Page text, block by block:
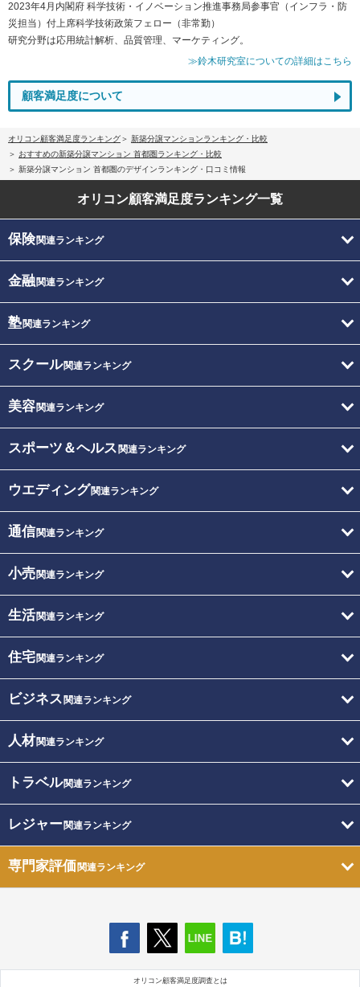
2023年4月内閣府 科学技術・イノベーション推進事務局参事官（インフラ・防
災担当）付上席科学技術政策フェロー（非常勤）
研究分野は応用統計解析、品質管理、マーケティング。
≫鈴木研究室についての詳細はこちら
顧客満足度について
オリコン顧客満足度ランキング
新築分譲マンションランキング・比較
おすすめの新築分譲マンション 首都圏ランキング・比較
新築分譲マンション 首都圏のデザインランキング・口コミ情報
オリコン顧客満足度ランキング一覧
保険関連ランキング
金融関連ランキング
塾関連ランキング
スクール関連ランキング
美容関連ランキング
スポーツ＆ヘルス 関連ランキング
ウエディング関連ランキング
通信関連ランキング
小売関連ランキング
生活関連ランキング
住宅関連ランキング
ビジネス 関連ランキング
人材関連ランキング
トラベル関連ランキング
レジャー関連ランキング
専門家評価関連ランキング
オリコン顧客満足度調査とは